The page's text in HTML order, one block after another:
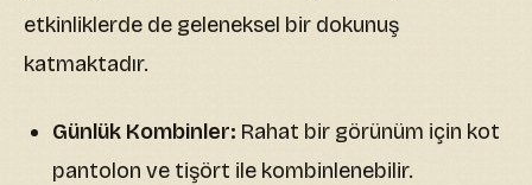
etkinliklerde de geleneksel bir dokunuş
katmaktadır.
Günlük Kombinler: Rahat bir görünüm için kot
pantolon ve tişört ile kombinlenebilir.